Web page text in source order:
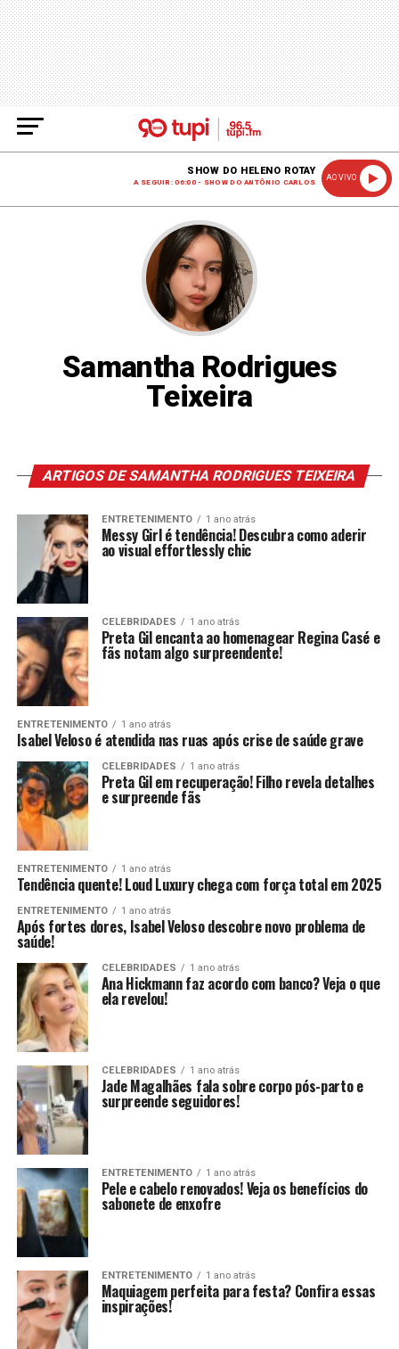
SHOW DO HELENO ROTAY
A SEGUIR: 06:00 - SHOW DO ANTÔNIO CARLOS
AO VIVO
Samantha Rodrigues
Teixeira
ARTIGOS DE SAMANTHA RODRIGUES TEIXEIRA
ENTRETENIMENTO 1 ano atrás
Messy Girl é tendência! Descubra como aderir
ao visual effortlessly chic
CELEBRIDADES 1 ano atrás
Preta Gil encanta ao homenagear Regina Casé e
fãs notam algo surpreendente!
ENTRETENIMENTO 1 ano atrás
Isabel Veloso é atendida nas ruas após crise de saúde grave
CELEBRIDADES 1 ano atrás
Preta Gil em recuperação! Filho revela detalhes
e surpreende fãs
ENTRETENIMENTO 1 ano atrás
Tendência quente! Loud Luxury chega com força total em 2025
ENTRETENIMENTO 1 ano atrás
Após fortes dores, Isabel Veloso descobre novo problema de
saúde!
CELEBRIDADES 1 ano atrás
Ana Hickmann faz acordo com banco? Veja o que
ela revelou!
CELEBRIDADES 1 ano atrás
Jade Magalhães fala sobre corpo pós-parto e
surpreende seguidores!
ENTRETENIMENTO 1 ano atrás
Pele e cabelo renovados! Veja os benefícios do
sabonete de enxofre
ENTRETENIMENTO 1 ano atrás
Maquiagem perfeita para festa? Confira essas
inspirações!